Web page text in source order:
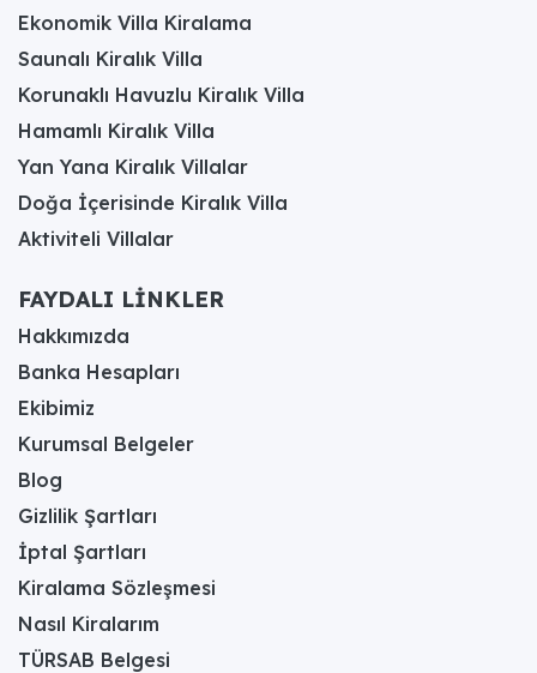
Ekonomik Villa Kiralama
Saunalı Kiralık Villa
Korunaklı Havuzlu Kiralık Villa
Hamamlı Kiralık Villa
Yan Yana Kiralık Villalar
Doğa İçerisinde Kiralık Villa
Aktiviteli Villalar
FAYDALI LİNKLER
Hakkımızda
Banka Hesapları
Ekibimiz
Kurumsal Belgeler
Blog
Gizlilik Şartları
İptal Şartları
Kiralama Sözleşmesi
Nasıl Kiralarım
TÜRSAB Belgesi